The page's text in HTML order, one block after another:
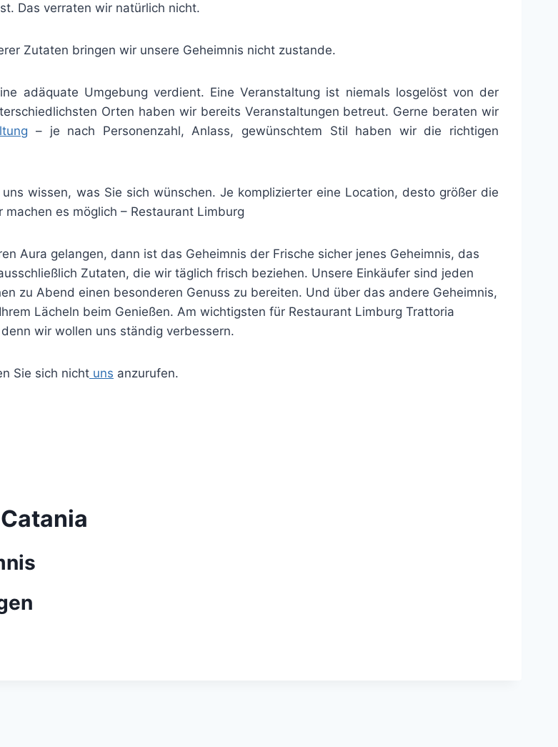
Das verraten wir natürlich nicht.
Zutaten bringen wir unsere Geheimnis nicht zustande.
adäquate Umgebung verdient. Eine Veranstaltung ist niemals losgelöst von der
Orten haben wir bereits Veranstaltungen betreut. Gerne beraten wir
– je nach Personenzahl, Anlass, gewünschtem Stil haben wir die richtigen
wissen, was Sie sich wünschen. Je komplizierter eine Location, desto größer die
es möglich – Restaurant Limburg
Aura gelangen, dann ist das Geheimnis der Frische sicher jenes Geheimnis, das
Zutaten, die wir täglich frisch beziehen. Unsere Einkäufer sind jeden
zu Abend einen besonderen Genuss zu bereiten. Und über das andere Geheimnis,
Lächeln beim Genießen. Am wichtigsten für Restaurant Limburg Trattoria
wir wollen uns ständig verbessern.
Sie sich nicht uns anzurufen.